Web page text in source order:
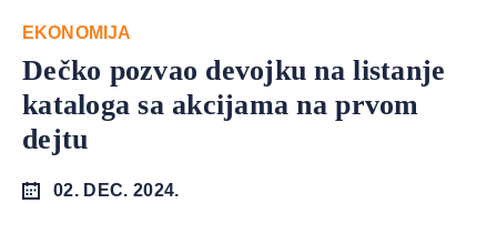
EKONOMIJA
Dečko pozvao devojku na listanje
kataloga sa akcijama na prvom
dejtu
02. DEC. 2024.